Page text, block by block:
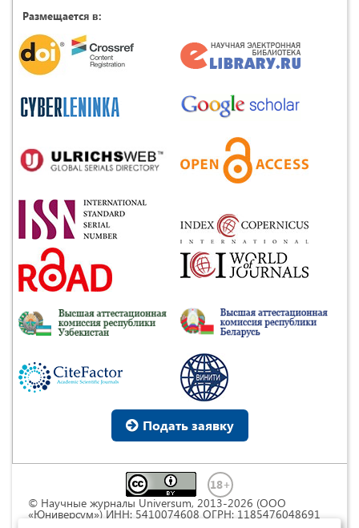
Размещается в:
Подать заявку
© Научные журналы Universum, 2013-2026 (ООО
«Юниверсум») ИНН: 5410074608 ОГРН: 1185476048691